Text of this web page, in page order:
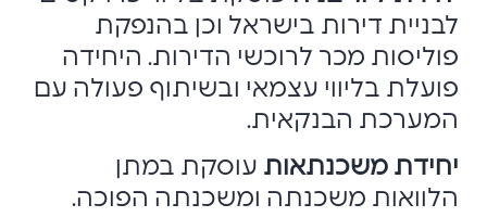
לבניית דירות בישראל וכן בהנפקת
פוליסות מכר לרוכשי הדירות. היחידה
פועלת בליווי עצמאי ובשיתוף פעולה עם
המערכת הבנקאית.
יחידת משכנתאות עוסקת במתן
הלוואות משכנתה ומשכנתה הפוכה.